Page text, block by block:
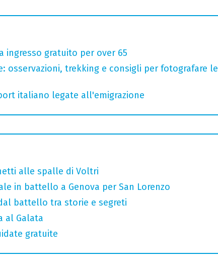
ingresso gratuito per over 65
osservazioni, trekking e consigli per fotografare le
italiano legate all'emigrazione
alle spalle di Voltri
in battello a Genova per San Lorenzo
battello tra storie e segreti
al Galata
gratuite